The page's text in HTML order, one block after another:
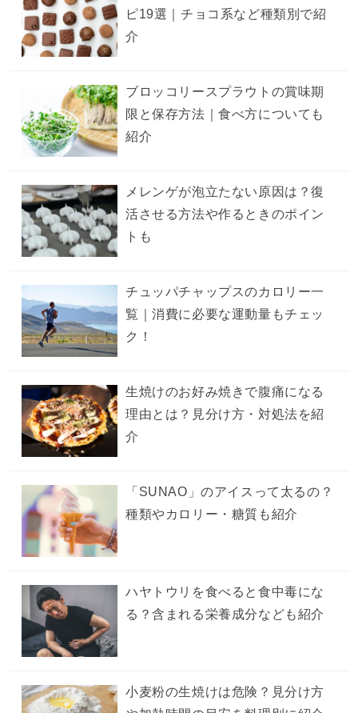
ピ19選｜チョコ系など種類別で紹
介
ブロッコリースプラウトの賞味期
限と保存方法｜食べ方についても
紹介
メレンゲが泡立たない原因は？復
活させる方法や作るときのポイン
トも
チュッパチャップスのカロリー一
覧｜消費に必要な運動量もチェッ
ク！
生焼けのお好み焼きで腹痛になる
理由とは？見分け方・対処法を紹
介
「SUNAO」のアイスって太るの？
種類やカロリー・糖質も紹介
ハヤトウリを食べると食中毒にな
る？含まれる栄養成分なども紹介
小麦粉の生焼けは危険？見分け方